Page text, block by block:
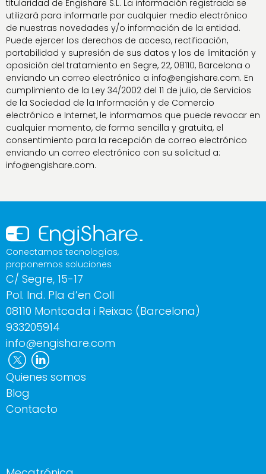
titularidad de Engishare S.L. La información registrada se
utilizará para informarle por cualquier medio electrónico
de nuestras novedades y/o información de la entidad.
Puede ejercer los derechos de acceso, rectificación,
portabilidad y supresión de sus datos y los de limitación y
oposición del tratamiento en Segre, 22, 08110, Barcelona o
enviando un correo electrónico a info@engishare.com. En
cumplimiento de la Ley 34/2002 del 11 de julio, de Servicios
de la Sociedad de la Información y de Comercio
electrónico e Internet, le informamos que puede revocar en
cualquier momento, de forma sencilla y gratuita, el
consentimiento para la recepción de correo electrónico
enviando un correo electrónico con su solicitud a:
info@engishare.com.
Conectamos tecnologías,
proponemos soluciones
Quienes somos
Blog
Contacto
C/ Segre, 15-17
Pol. Ind. Pla d’en Coll
08110 Montcada i Reixac (Barcelona)
933205914
info@engishare.com